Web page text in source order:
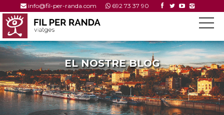
info@fil-per-randa.com 692 73 37 90
EL NOSTRE BLOG
---